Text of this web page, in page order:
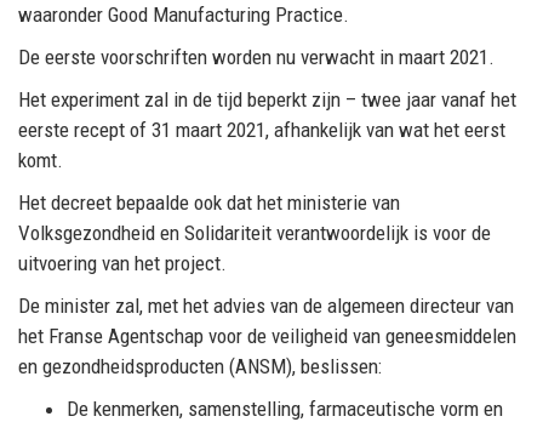
waaronder Good Manufacturing Practice.
De eerste voorschriften worden nu verwacht in maart 2021.
Het experiment zal in de tijd beperkt zijn – twee jaar vanaf het
eerste recept of 31 maart 2021, afhankelijk van wat het eerst
komt.
Het decreet bepaalde ook dat het ministerie van
Volksgezondheid en Solidariteit verantwoordelijk is voor de
uitvoering van het project.
De minister zal, met het advies van de algemeen directeur van
het Franse Agentschap voor de veiligheid van geneesmiddelen
en gezondheidsproducten (ANSM), beslissen:
De kenmerken, samenstelling, farmaceutische vorm en